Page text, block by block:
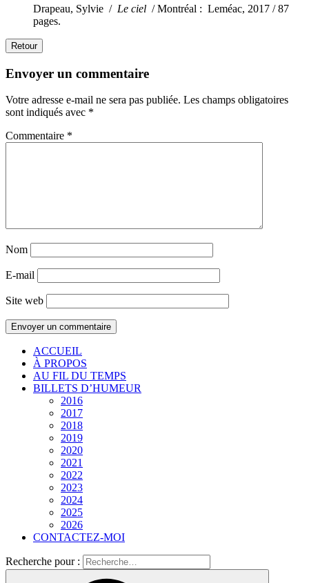
Drapeau, Sylvie / Le ciel / Montréal : Leméac, 2017 / 87
pages.
Retour
Envoyer un commentaire
Votre adresse e-mail ne sera pas publiée. Les champs obligatoires
sont indiqués avec *
Commentaire *
Nom
E-mail
Site web
ACCUEIL
À PROPOS
AU FIL DU TEMPS
BILLETS D’HUMEUR
2016
2017
2018
2019
2020
2021
2022
2023
2024
2025
2026
CONTACTEZ-MOI
Recherche pour :